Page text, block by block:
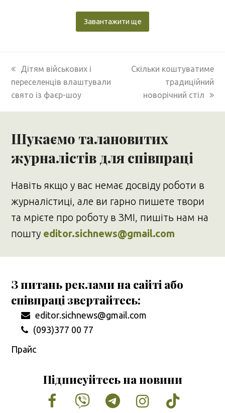
Завантажити ще
previous
post:
Дітям військових і
переселенців влаштували
свято із фаєр-шоу
next
Скільки коштуватиме
традиційний
новорічний стіл
Шукаємо талановитих
журналістів для співпраці
Навіть якщо у вас немає досвіду роботи в
журналістиці, але ви гарно пишете твори
та мрієте про роботу в ЗМІ, пишіть нам на
пошту editor.sichnews@gmail.com
З питань реклами на сайті або
співпраці звертайтесь:
editor.sichnews@gmail.com
(093)377 00 77
Прайс
Підписуйтесь на новини
Facebook
VimeoTumblrInstagram
Tiktok